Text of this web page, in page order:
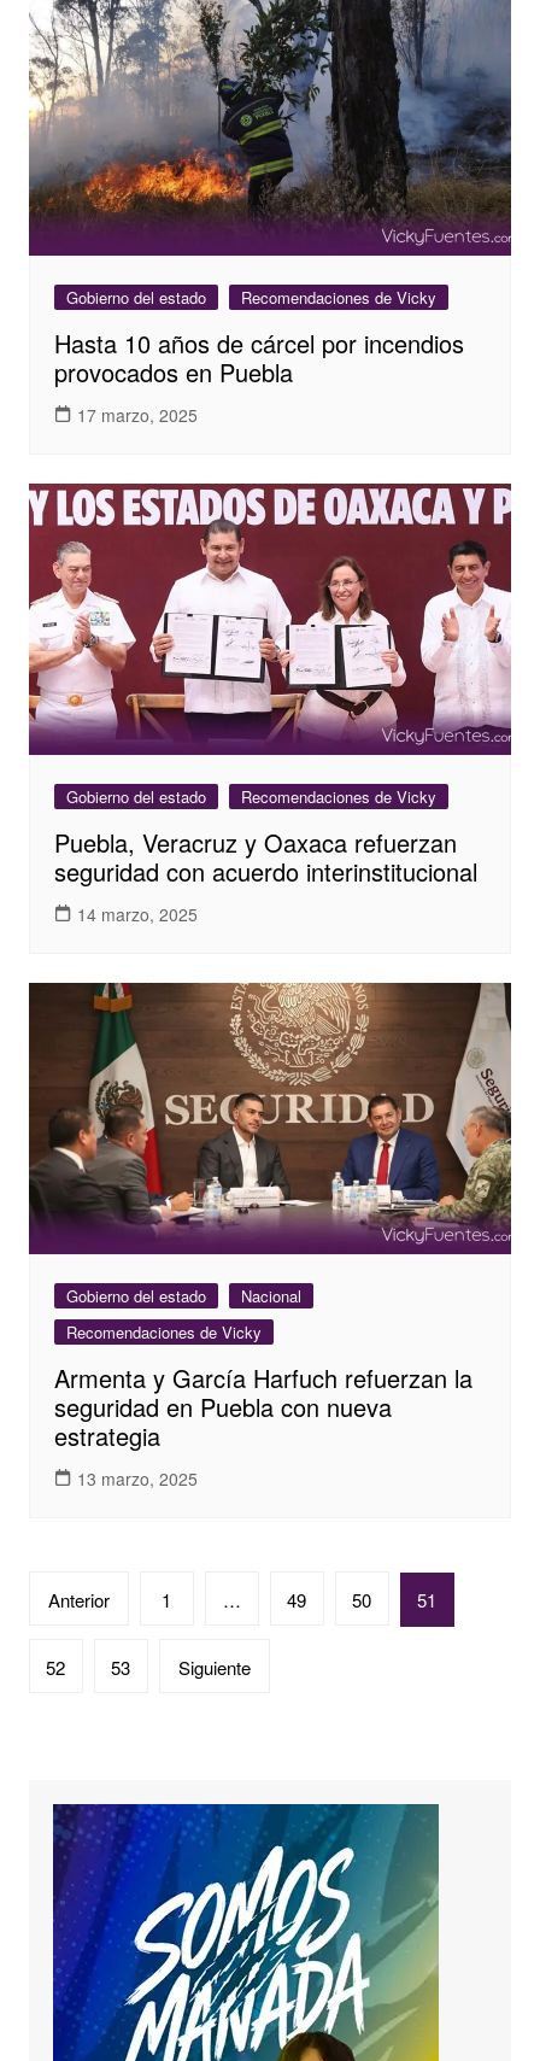
Gobierno del estado Recomendaciones de Vicky
Hasta 10 años de cárcel por incendios
provocados en Puebla
17 marzo, 2025
Gobierno del estado Recomendaciones de Vicky
Puebla, Veracruz y Oaxaca refuerzan
seguridad con acuerdo interinstitucional
14 marzo, 2025
Gobierno del estado
Nacional
Recomendaciones de Vicky
Armenta y García Harfuch refuerzan la
seguridad en Puebla con nueva
estrategia
13 marzo, 2025
Paginación
entradas
Anterior 1 … 49 50 51
52 53 Siguiente